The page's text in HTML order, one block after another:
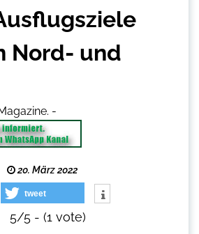
Nord- und
-
20. März 2022
tweet
5/5 - (1 vote)